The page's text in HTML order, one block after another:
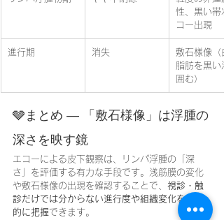
性、黒い帯
コー出現
進行期 消失
敷石様像（
脂肪を黒い
囲む）
🩶まとめ ― 「敷石様像」は浮腫の
深さを映す鏡
エコーによる皮下観察は、リンパ浮腫の「深
さ」を評価する有力な手段です。浅筋膜の変化
や敷石様像の出現を確認することで、 視診・触
診だけでは分からない進行度や組織変化を客観
的に把握できます。